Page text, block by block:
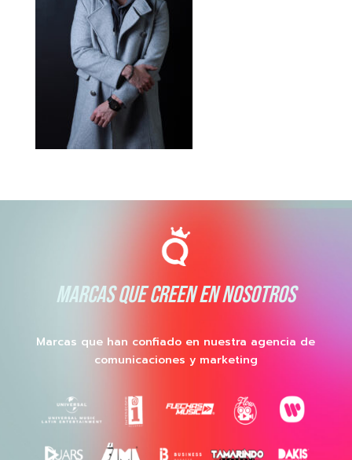
MARCAS QUE CREEN EN NOSOTROS
Marcas que han confiado en nuestra agencia de
comunicaciones y marketing